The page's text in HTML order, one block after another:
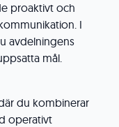
proaktivt och
I
avdelningens
mål.
du kombinerar
operativt